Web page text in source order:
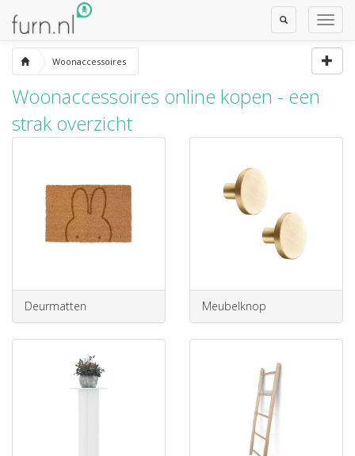
Toggle
Search
Woonaccessoires
Woonaccessoires online kopen - een
strak overzicht
Deurmatten Meubelknop